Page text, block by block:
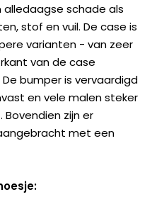
schade als
stof en vuil. De case is
varianten - van zeer
van de case
bumper is vervaardigd
en vele malen steker
zijn er
met een